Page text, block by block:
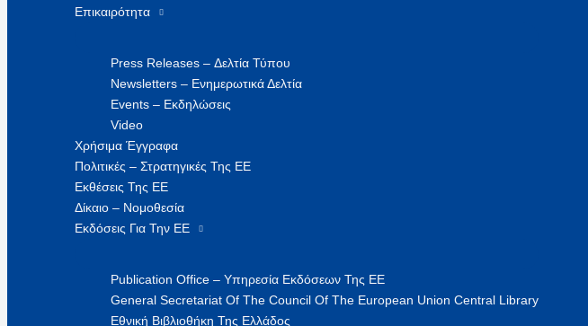
Επικαιρότητα
Press Releases – Δελτία Τύπου
Newsletters – Ενημερωτικά Δελτία
Events – Εκδηλώσεις
Video
Χρήσιμα Έγγραφα
Πολιτικές – Στρατηγικές Της ΕΕ
Εκθέσεις Της ΕΕ
Δίκαιο – Νομοθεσία
Εκδόσεις Για Την ΕΕ
Publication Office – Υπηρεσία Εκδόσεων Της ΕΕ
General Secretariat Of The Council Of The European Union Central Library
Εθνική Βιβλιοθήκη Της Ελλάδος